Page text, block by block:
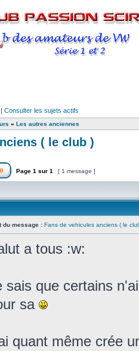
| Consulter les sujets actifs
» Les autres anciennes
( le club )
Page 1 sur 1 [ 1 message ]
du message : Fans de vehicules anciens ( le
a tous :w:
sais que certains
sa
quant même crée